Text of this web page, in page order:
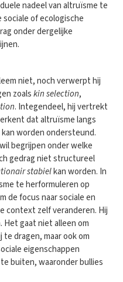
nadeel van altruïsme te
of ecologische
onder dergelijke
niet, noch verwerpt hij
zoalskin selection,
. Integendeel, hij vertrekt
dat altruïsme langs
worden ondersteund.
begrijpen onder welke
gedrag niet structureel
stabielkan worden. In
te herformuleren op
de focus naar sociale en
context zelf veranderen. Hij
gaat niet alleen om
dragen, maar ook om
eigenschappen
buiten, waaronder bullies